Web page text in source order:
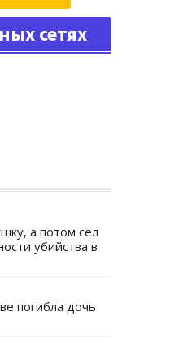
сетях
а потом сел
убийства в
погибла дочь